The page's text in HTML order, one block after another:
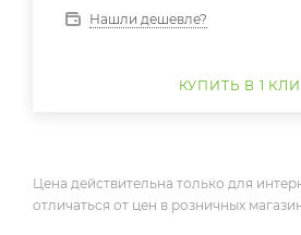
Нашли дешевле?
КУПИТЬ В 1
Цена действительна только для
отличаться от цен в розничных